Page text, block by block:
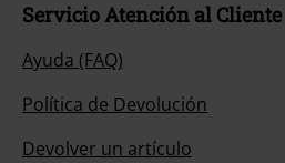
Servicio Atención al Cliente
Ayuda (FAQ)
Política de Devolución
Devolver un artículo